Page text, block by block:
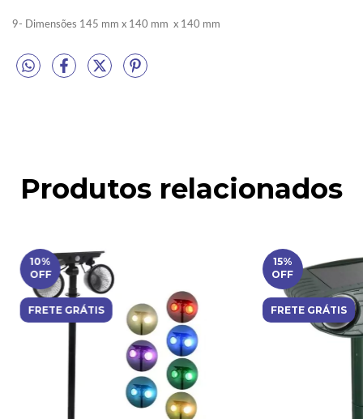
9- Dimensões 145 mm x 140 mm x 140 mm
Produtos relacionados
10%
OFF
FRETE GRÁTIS
15%
OFF
FRETE GRÁTIS